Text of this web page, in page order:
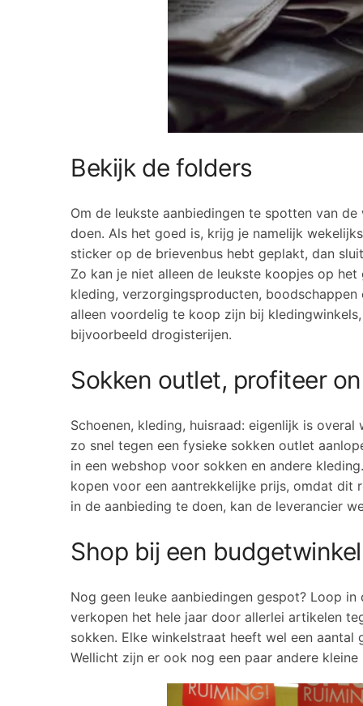
Bekijk de folders
Om de leukste aanbiedingen te spotten van
doen. Als het goed is, krijg je namelijk
sticker op de brievenbus hebt geplakt, dan
Zo kan je niet alleen de leukste koopjes op
kleding, verzorgingsproducten,
alleen voordelig te koop zijn bij
bijvoorbeeld drogisterijen.
Sokken outlet, profiteer
Schoenen, kleding, huisraad: eigenlijk is
zo snel tegen een fysieke sokken outlet
in een webshop voor sokken en andere
kopen voor een aantrekkelijke prijs, omdat dit
in de aanbieding te doen, kan de leverancier
Shop bij een budgetwinkel
Nog geen leuke aanbiedingen gespot? Loop
verkopen het hele jaar door allerlei artikelen
sokken. Elke winkelstraat heeft wel een
Wellicht zijn er ook nog een paar andere